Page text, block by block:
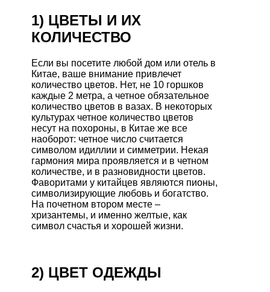
1) ЦВЕТЫ И ИХ
КОЛИЧЕСТВО
Если вы посетите любой дом или отель в
Китае, ваше внимание привлечет
количество цветов. Нет, не 10 горшков
каждые 2 метра, а четное обязательное
количество цветов в вазах. В некоторых
культурах четное количество цветов
несут на похороны, в Китае же все
наоборот: четное число считается
символом идиллии и симметрии. Некая
гармония мира проявляется и в четном
количестве, и в разновидности цветов.
Фаворитами у китайцев являются пионы,
символизирующие любовь и богатство.
На почетном втором месте –
хризантемы, и именно желтые, как
символ счастья и хорошей жизни.
2) ЦВЕТ ОДЕЖДЫ